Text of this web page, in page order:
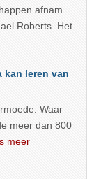
afnam
Roberts. Het
kan leren van
Waar
meer dan 800
meer